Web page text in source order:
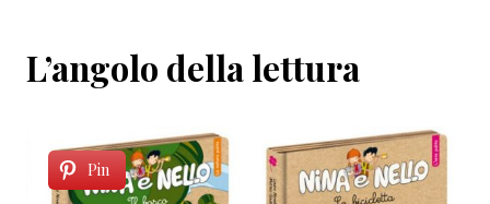
L’angolo della lettura
Pin